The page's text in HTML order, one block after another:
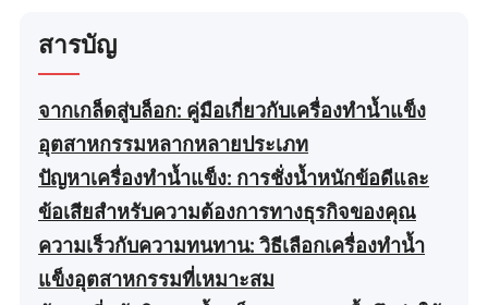
สารบัญ
จากเกล็ดสู่บล็อก: คู่มือเกี่ยวกับเครื่องทำน้ำแข็ง
อุตสาหกรรมหลากหลายประเภท
ปัญหาเครื่องทำน้ำแข็ง: การชั่งน้ำหนักข้อดีและ
ข้อเสียสำหรับความต้องการทางธุรกิจของคุณ
ความเร็วกับความทนทาน: วิธีเลือกเครื่องทำน้ำ
แข็งอุตสาหกรรมที่เหมาะสม